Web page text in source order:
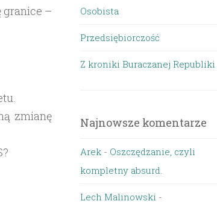
granice –
zmianę
Osobista
Przedsiębiorczość
Z kroniki Buraczanej Republiki
Najnowsze komentarze
Arek - Oszczędzanie, czyli
kompletny absurd.
Lech Malinowski -